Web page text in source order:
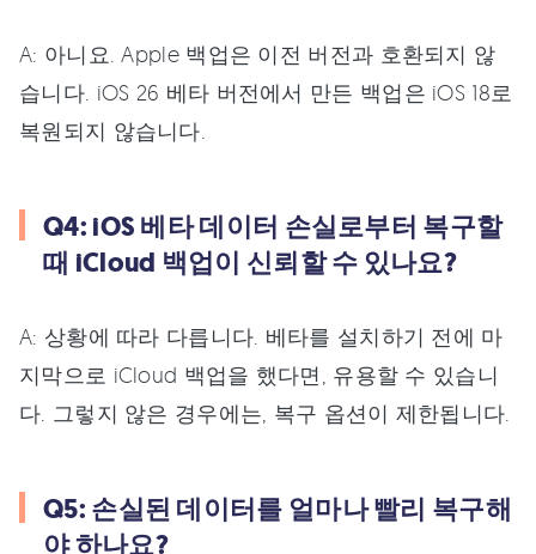
A: 아니요. Apple 백업은 이전 버전과 호환되지 않
습니다. iOS 26 베타 버전에서 만든 백업은 iOS 18로
복원되지 않습니다.
Q4: iOS 베타 데이터 손실로부터 복구할
때 iCloud 백업이 신뢰할 수 있나요?
A: 상황에 따라 다릅니다. 베타를 설치하기 전에 마
지막으로 iCloud 백업을 했다면, 유용할 수 있습니
다. 그렇지 않은 경우에는, 복구 옵션이 제한됩니다.
Q5: 손실된 데이터를 얼마나 빨리 복구해
야 하나요?